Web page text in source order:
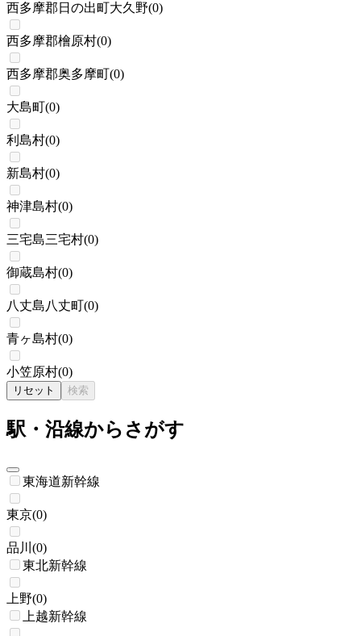
西多摩郡日の出町大久野(0)
西多摩郡檜原村(0)
西多摩郡奥多摩町(0)
大島町(0)
利島村(0)
新島村(0)
神津島村(0)
三宅島三宅村(0)
御蔵島村(0)
八丈島八丈町(0)
青ヶ島村(0)
小笠原村(0)
リセット 検索
駅・沿線からさがす
東海道新幹線
東京(0)
品川 (0)
東北新幹線
上野(0)
上越新幹線